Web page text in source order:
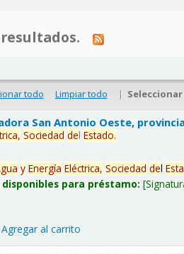
todo Limpiar todo |
San Antonio Oeste,
Sociedad delEstado.
y Energía Eléctrica, Sociedad del
disponibles para préstamo:
Agregar al carrito